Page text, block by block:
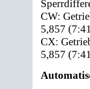
CW:
5,857
CX:
5,857